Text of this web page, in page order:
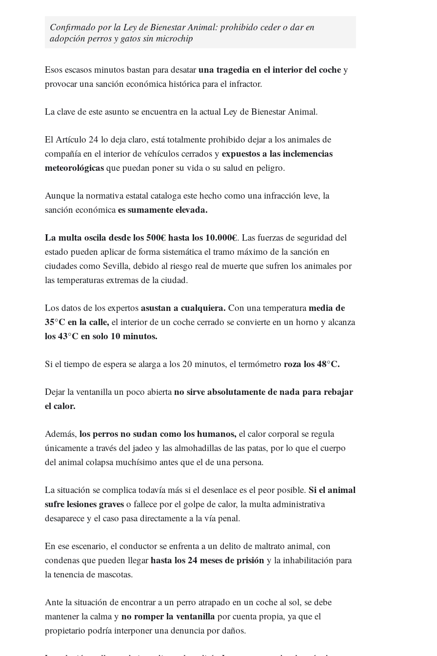
Confirmado por la Ley de Bienestar Animal: prohibido ceder o dar en
adopción perros y gatos sin microchip
Esos escasos minutos bastan para desataruna tragedia en el interior del coche y
provocar una sanción económica histórica para el infractor.
La clave de este asunto se encuentra en la actual Ley de Bienestar Animal.
El Artículo 24 lo deja claro, está totalmente prohibido dejar a los animales de
compañía en el interior de vehículos cerrados y expuestos a las inclemencias
meteorológicas que puedan poner su vida o su salud en peligro.
Aunque la normativa estatal cataloga este hecho como una infracción leve, la
sanción económicaes sumamente elevada.
La multa oscila desde los 500€ hasta los 10.000€. Las fuerzas de seguridad del
estado pueden aplicar de forma sistemática el tramo máximo de la sanción en
ciudades como Sevilla, debido al riesgo real de muerte que sufren los animales por
las temperaturas extremas de la ciudad.
Los datos de los expertos asustan a cualquiera. Con una temperaturamedia de
35°C en la calle, el interior de un coche cerrado se convierte en un horno y alcanza
los 43°C en solo 10 minutos.
Si el tiempo de espera se alarga a los 20 minutos, el termómetro roza los 48°C.
Dejar la ventanilla un poco abiertano sirve absolutamente de nada para rebajar
el calor.
Además, los perros no sudan como los humanos, el calor corporal se regula
únicamente a través del jadeo y las almohadillas de las patas, por lo que el cuerpo
del animal colapsa muchísimo antes que el de una persona.
La situación se complica todavía más si el desenlace es el peor posible. Si el animal
sufre lesiones graves o fallece por el golpe de calor, la multa administrativa
desaparece y el caso pasa directamente a la vía penal.
En ese escenario, el conductor se enfrenta a un delito de maltrato animal, con
condenas que pueden llegarhasta los 24 meses de prisión y la inhabilitación para
la tenencia de mascotas.
Ante la situación de encontrar a un perro atrapado en un coche al sol, se debe
mantener la calma y no romper la ventanilla por cuenta propia, ya que el
propietario podría interponer una denuncia por daños.